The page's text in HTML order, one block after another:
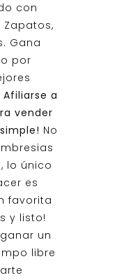
con
Zapatos,
Gana
por
Afiliarse a
vender
No
lo único
es
favorita
y listo!
un
libre